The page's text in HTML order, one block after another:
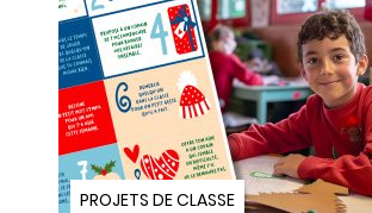
PROJETS DE CLASSE